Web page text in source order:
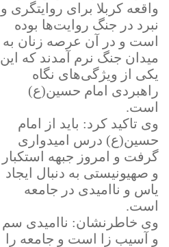
واقعه کربلا برای روایتگری و
نبرد در جنگ روایت‌ها بوده
است و در آن عرصه زنان به
میدان جنگ نرم آمدند که این
یکی از ویژگی‌های نگاه
راهبردی امام حسین(ع)
است.
وی تاکید کرد: باید از امام
حسین(ع) درس امیدواری
گرفت و امروز جبهه استکبار
و صهیونیستی به دنبال ایجاد
یاس و ناامیدی در جامعه
است.
وی خاطرنشان: ناامیدی سم
و آسیب زا است و جامعه را